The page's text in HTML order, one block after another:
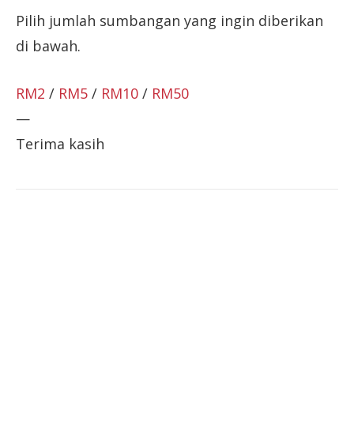
Pilih jumlah sumbangan yang ingin diberikan
di bawah.
RM2 / RM5 / RM10 / RM50
—
Terima kasih